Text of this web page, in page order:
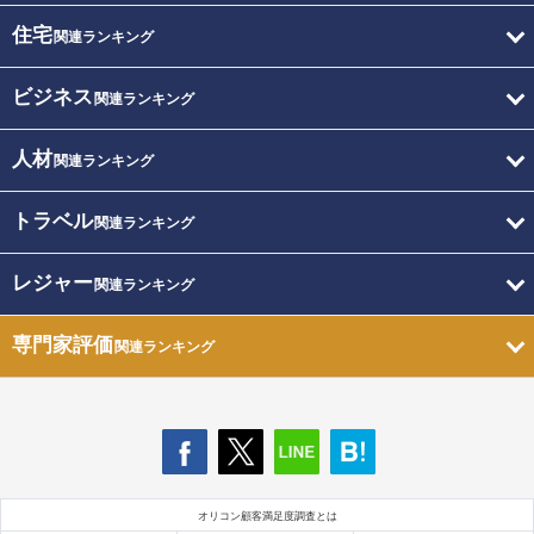
住宅関連ランキング
ビジネス 関連ランキング
人材関連ランキング
トラベル関連ランキング
レジャー関連ランキング
専門家評価関連ランキング
オリコン顧客満足度調査とは